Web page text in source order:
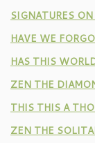
SIGNATURES
HAVE WE
HAS THIS
ZEN THE
THIS THIS A
ZEN THE